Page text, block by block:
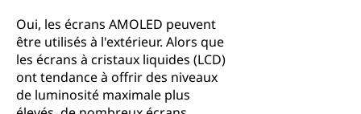
Oui, les écrans AMOLED peuvent
être utilisés à l'extérieur. Alors que
les écrans à cristaux liquides (LCD)
ont tendance à offrir des niveaux
de luminosité maximale plus